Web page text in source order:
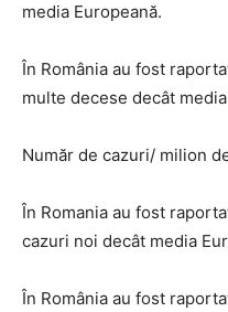
media Europeană.
În România au fost
multe decese decât
Număr de cazuri/ milion
În Romania au fost
cazuri noi decât media
În România au fost